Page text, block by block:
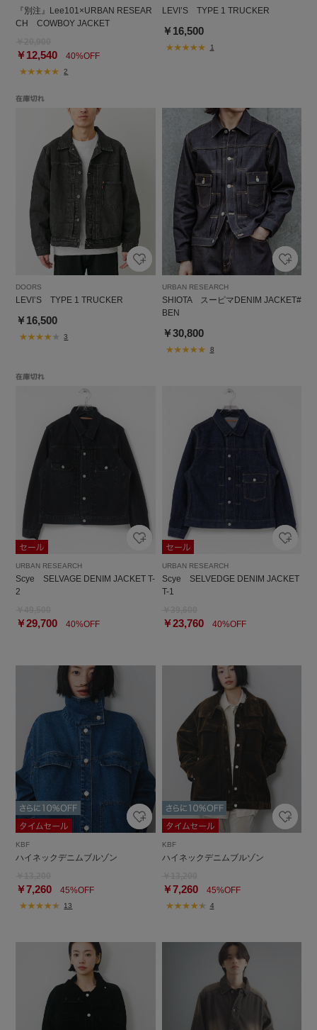
『別注』Lee101×URBAN RESEAR
CH COWBOY JACKET
￥12,540 40%OFF
2
LEVI’S TYPE 1 TRUCKER
￥16,500
1
DOORS
LEVI’S TYPE 1 TRUCKER
￥16,500
3
URBAN RESEARCH
SHIOTA スーピマDENIM JACKET#
BEN
￥30,800
8
URBAN RESEARCH
Scye SELVAGE DENIM JACKET T-
2
￥29,700 40%OFF
URBAN RESEARCH
Scye SELVEDGE DENIM JACKET
T-1
￥23,76040%OFF
KBF
ハイネックデニムブルゾン
￥7,260 45%OFF
13
KBF
ハイネックデニムブルゾン
￥7,26045%OFF
4